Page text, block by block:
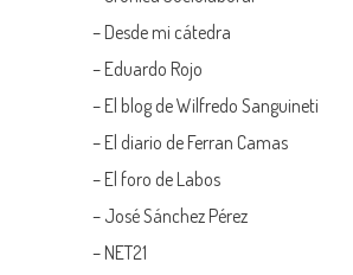
– Desde mi cátedra
– Eduardo Rojo
– El blog de Wilfredo Sanguineti
– El diario de Ferran Camas
– El foro de Labos
– José Sánchez Pérez
– NET21